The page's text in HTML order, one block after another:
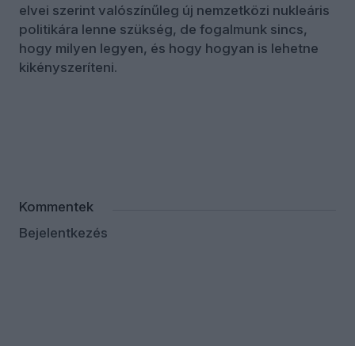
elvei szerint valószínűleg új nemzetközi nukleáris
politikára lenne szükség, de fogalmunk sincs,
hogy milyen legyen, és hogy hogyan is lehetne
kikényszeríteni.
Kommentek
Bejelentkezés